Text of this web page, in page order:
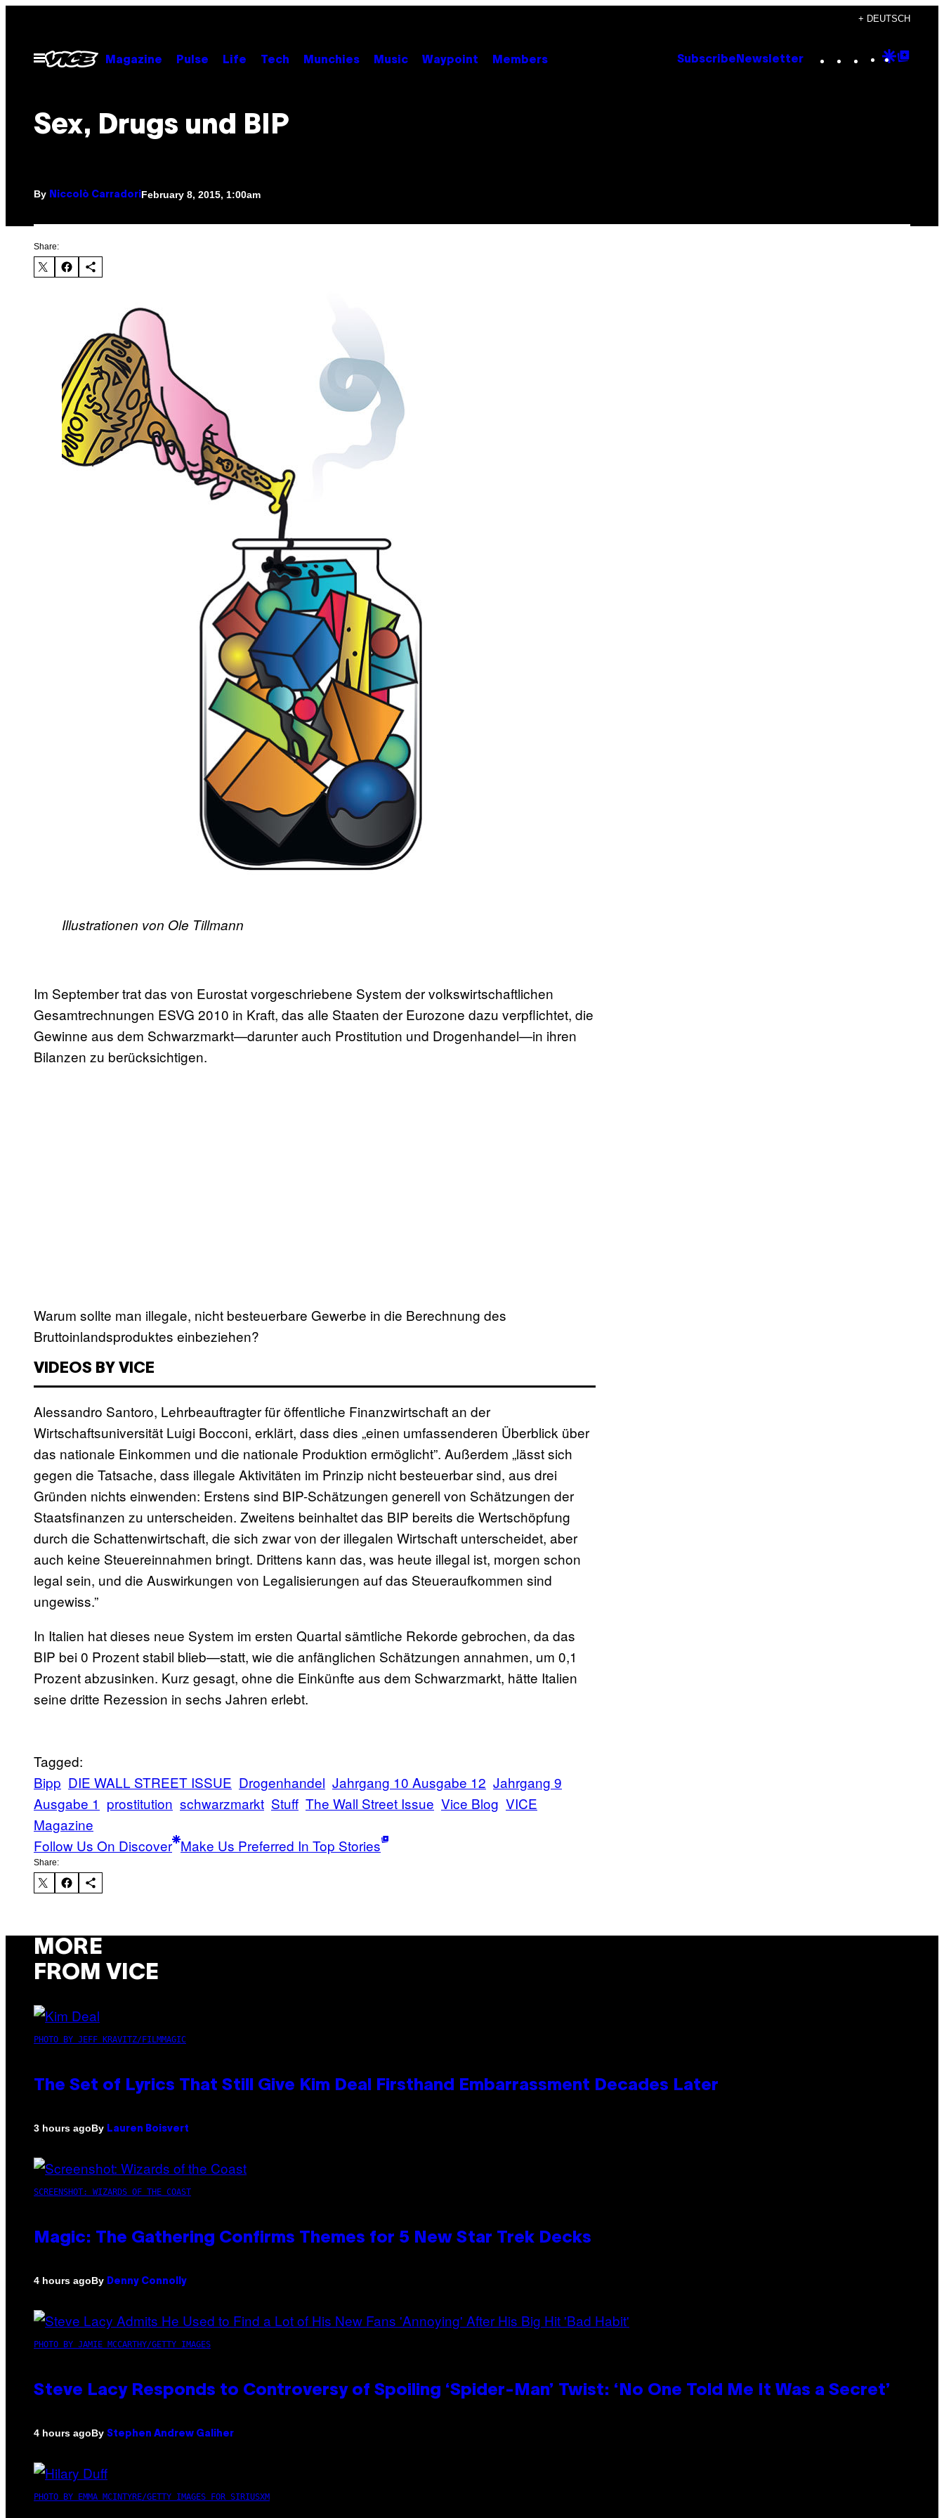
content
+ DEUTSCH
Open
Menu
Magazine Pulse Life Tech Munchies Music Waypoint Members Subscribe Newsletter Instagram
TikTok
YouTube
Google
Sex, Drugs und BIP
By Niccolò Carradori February 8, 2015, 1:00am
Share:
Illustrationen von Ole Tillmann
Im September trat das von Eurostat vorgeschriebene System der volkswirtschaftlichen
Gesamtrechnungen ESVG 2010 in Kraft, das alle Staaten der Eurozone dazu verpflichtet, die
Gewinne aus dem Schwarzmarkt—darunter auch Prostitution und Drogenhandel—in ihren
Bilanzen zu berücksichtigen.
Warum sollte man illegale, nicht besteuerbare Gewerbe in die Berechnung des
Bruttoinlandsproduktes einbeziehen?
VIDEOS BY VICE
Alessandro Santoro, Lehrbeauftragter für öffentliche Finanzwirtschaft an der
Wirtschaftsuniversität Luigi Bocconi, erklärt, dass dies „einen umfassenderen Überblick über
das nationale Einkommen und die nationale Produktion ermöglicht”. Außerdem „lässt sich
gegen die Tatsache, dass illegale Aktivitäten im Prinzip nicht besteuerbar sind, aus drei
Gründen nichts einwenden: Erstens sind BIP-Schätzungen generell von Schätzungen der
Staatsfinanzen zu unterscheiden. Zweitens beinhaltet das BIP bereits die Wertschöpfung
durch die Schattenwirtschaft, die sich zwar von der illegalen Wirtschaft unterscheidet, aber
auch keine Steuereinnahmen bringt. Drittens kann das, was heute illegal ist, morgen schon
legal sein, und die Auswirkungen von Legalisierungen auf das Steueraufkommen sind
ungewiss.”
In Italien hat dieses neue System im ersten Quartal sämtliche Rekorde gebrochen, da das
BIP bei 0 Prozent stabil blieb—statt, wie die anfänglichen Schätzungen annahmen, um 0,1
Prozent abzusinken. Kurz gesagt, ohne die Einkünfte aus dem Schwarzmarkt, hätte Italien
seine dritte Rezession in sechs Jahren erlebt.
Tagged:
Bipp DIE WALL STREET ISSUE Drogenhandel Jahrgang 10 Ausgabe 12 Jahrgang 9
Ausgabe 1 prostitution schwarzmarkt Stuff The Wall Street Issue Vice Blog VICE
Magazine
Follow Us On Discover Make Us Preferred In Top Stories
Share:
MORE
FROM VICE
PHOTO BY JEFF KRAVITZ/FILMMAGIC
The Set of Lyrics That Still Give Kim Deal Firsthand Embarrassment Decades Later
3 hours agoBy Lauren Boisvert
SCREENSHOT: WIZARDS OF THE COAST
Magic: The Gathering Confirms Themes for 5 New Star Trek Decks
4 hours agoBy Denny Connolly
PHOTO BY JAMIE MCCARTHY/GETTY IMAGES
Steve Lacy Responds to Controversy of Spoiling ‘Spider-Man’ Twist: ‘No One Told Me It Was a Secret’
4 hours agoBy Stephen Andrew Galiher
PHOTO BY EMMA MCINTYRE/GETTY IMAGES FOR SIRIUSXM